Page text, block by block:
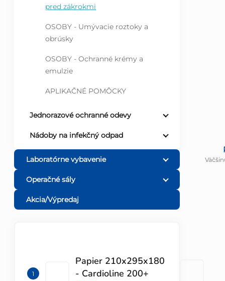
pred zákrokmi
OSOBY - Umývacie roztoky a
obrúsky
OSOBY - Ochranné krémy a
emulzie
APLIKAČNÉ POMÔCKY
Jednorazové ochranné odevy
Nádoby na infekčný odpad
Laboratórne vybavenie
Operačné sály
Akcia/Výpredaj
Papier 210x295x180
- Cardioline 200+